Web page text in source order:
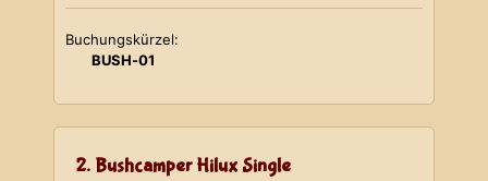
Buchungskürzel:
BUSH-01
2. Bushcamper Hilux Single